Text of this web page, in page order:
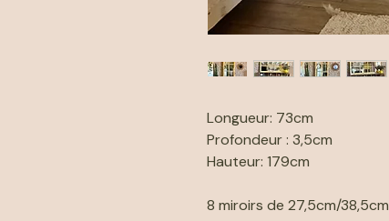
Longueur: 73cm
Profondeur : 3,5cm
Hauteur: 179cm
8 miroirs de 27,5cm/38,5cm